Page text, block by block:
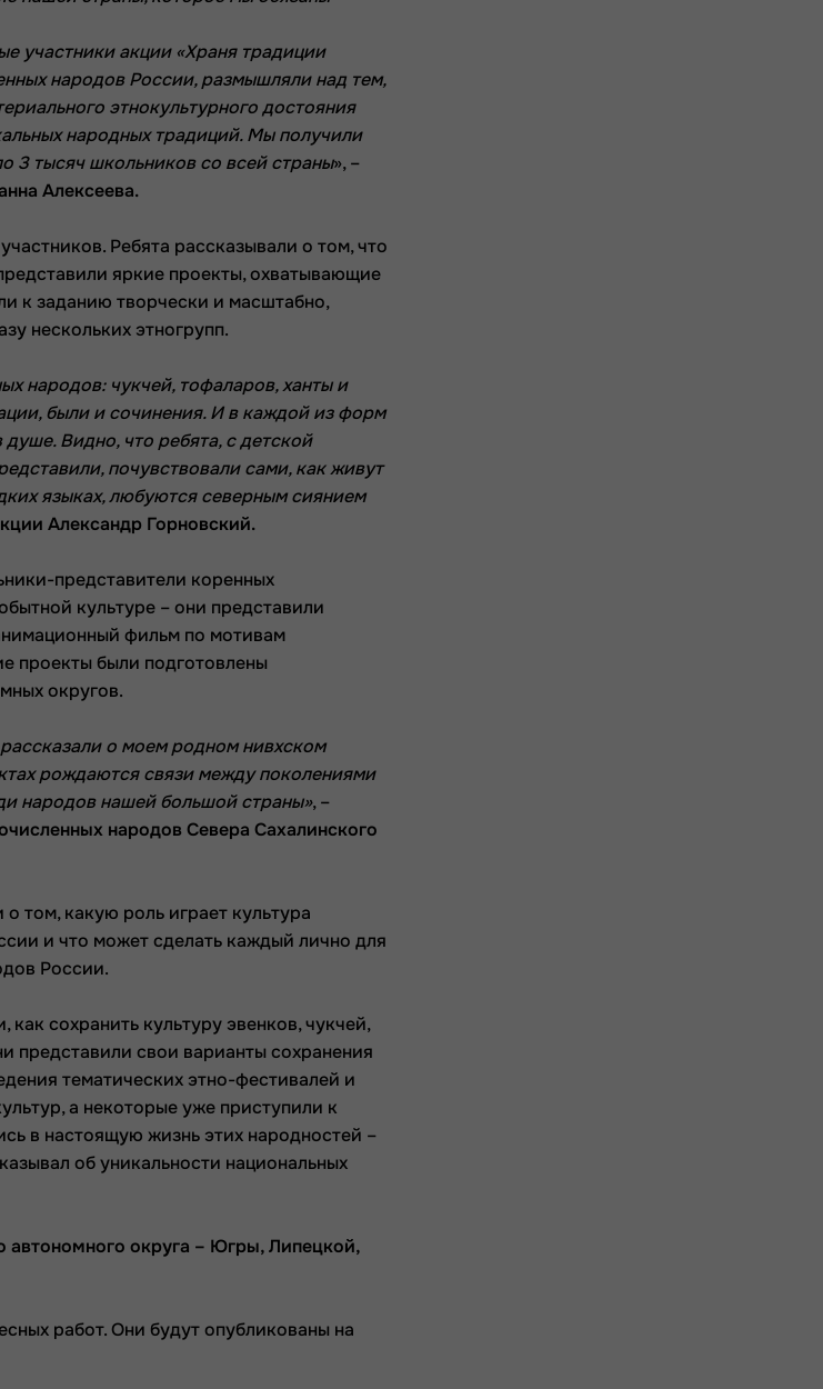
участники акции «Храня традиции
народов России, размышляли над тем,
этнокультурного достояния
народных традиций. Мы получили
3 тысяч школьников со всей страны», –
Алексеева.
Ребята рассказывали о том, что
яркие проекты, охватывающие
к заданию творчески и масштабно,
нескольких этногрупп.
народов: чукчей, тофаларов, ханты и
были и сочинения. И в каждой из форм
Видно, что ребята, с детской
почувствовали сами, как живут
языках, любуются северным сиянием
Александр Горновский.
представители коренных
культуре – они представили
фильм по мотивам
проекты были подготовлены
округов.
о моем родном нивхском
рождаются связи между поколениями
народов нашей большой страны», –
народов Севера Сахалинского
том, какую роль играет культура
и что может сделать каждый лично для
России.
сохранить культуру эвенков, чукчей,
представили свои варианты сохранения
тематических этно-фестивалей и
а некоторые уже приступили к
в настоящую жизнь этих народностей –
об уникальности национальных
округа – Югры, Липецкой,
работ. Они будут опубликованы на